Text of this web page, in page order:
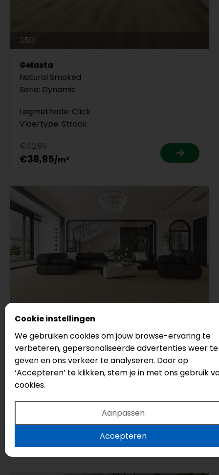
3501
Gelasta
Natural Smoked
Serie: Dynamic
Legmethode: Click
Vloertype: Strook
€42,95
€38,95
Gelasta
Natural Light
Serie: Dynamic
Legmethode: Click
€42,95
Cookie instellingen
We gebruiken cookies om jouw browse-ervaring te
verbeteren, gepersonaliseerde advertenties weer te
geven en ons verkeer te analyseren. Door op
‘Accepteren’ te klikken, stem je in met ons gebruik
cookies.
Aanpassen
Accepteren